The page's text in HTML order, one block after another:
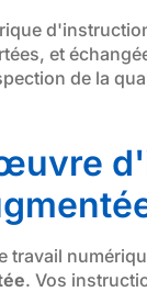
et
de la
travail
. Vos